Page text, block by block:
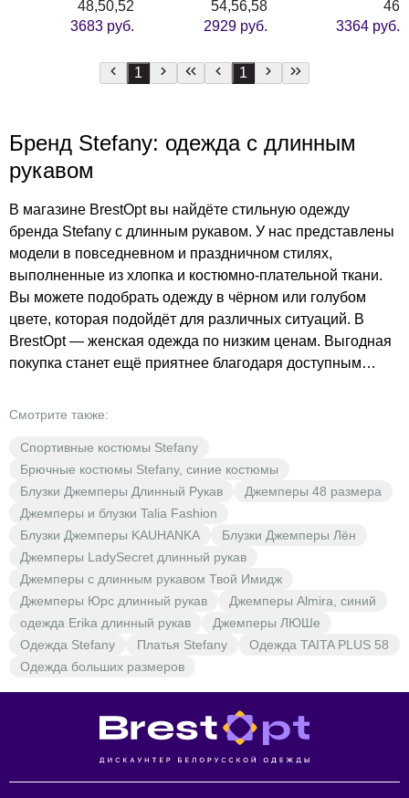
48,50,52
3683 руб.
54,56,58
2929 руб.
46
3364 руб.
1 1
Бренд Stefany: одежда с длинным
рукавом
В магазине BrestOpt вы найдёте стильную одежду
бренда Stefany с длинным рукавом. У нас представлены
модели в повседневном и праздничном стилях,
выполненные из хлопка и костюмно-плательной ткани.
Вы можете подобрать одежду в чёрном или голубом
цвете, которая подойдёт для различных ситуаций. В
BrestOpt — женская одежда по низким ценам. Выгодная
покупка станет ещё приятнее благодаря доступным
возможность обновить свой гардероб качественной
Смотрите также:
Спортивные костюмы Stefany
Брючные костюмы Stefany, синие костюмы
Блузки Джемперы Длинный Рукав
Джемперы 48 размера
Джемперы и блузки Talia Fashion
Блузки Джемперы KAUHANKA
Блузки Джемперы Лён
Джемперы LadySecret длинный рукав
Джемперы с длинным рукавом Твой Имидж
Джемперы Юрс длинный рукав
Джемперы Almira, синий
одежда Erika длинный рукав
Джемперы ЛЮШе
Одежда Stefany
Платья Stefany
Одежда TAITA PLUS 58
Одежда больших размеров